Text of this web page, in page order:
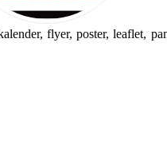
flyer, poster, leaflet,